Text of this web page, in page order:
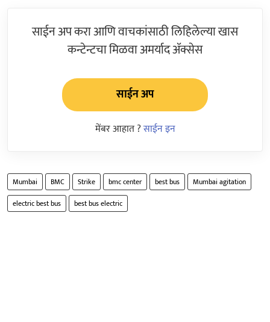
साईन अप करा आणि वाचकांसाठी लिहिलेल्या खास
कन्टेन्टचा मिळवा अमर्याद ॲक्सेस
साईन अप
मेंबर आहात ?साईन इन
Mumbai BMC Strike bmc center best bus
Mumbai agitation
electric best bus
best bus electric